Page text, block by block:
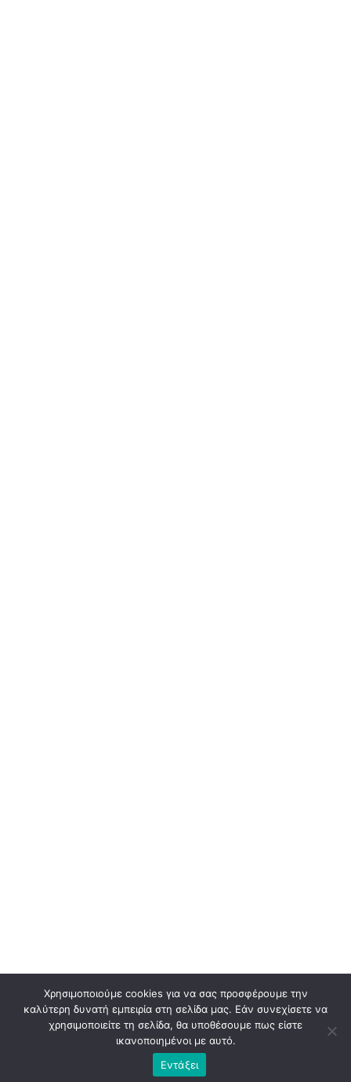
Χρησιμοποιούμε cookies για να σας προσφέρουμε την
καλύτερη δυνατή εμπειρία στη σελίδα μας. Εάν συνεχίσετε να
χρησιμοποιείτε τη σελίδα, θα υποθέσουμε πως είστε
ικανοποιημένοι με αυτό.
Εντάξει